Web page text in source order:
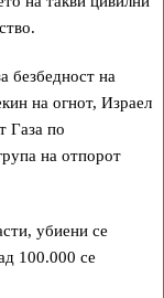
безбедност на
на огнот, Израел
Газа по
на отпорот
убиени се
100.000 се